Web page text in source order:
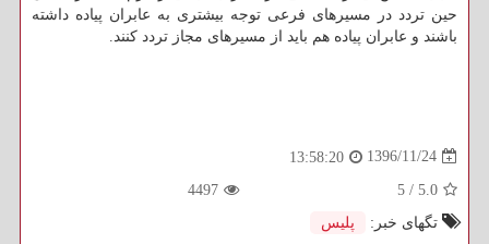
حین تردد در مسیرهای فرعی توجه بیشتری به عابران پیاده داشته
باشند و عابران پیاده هم باید از مسیرهای مجاز تردد كنند.
1396/11/24
13:58:20
5.0
/
5
4497
تگهای خبر:
پلیس